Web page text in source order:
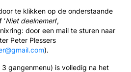
te klikken op de onderstaande
‘Niet deelnemen’,
door een mail te sturen naar
Peter Plessers
).
3 gangenmenu) is volledig na het